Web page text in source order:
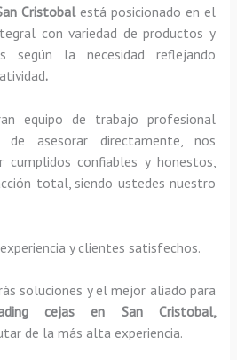
Cristobalestá posicionado en el
con variedad de productos y
según la necesidad reflejando
.
equipo de trabajo profesional
de asesorar directamente, nos
cumplidos confiables y honestos,
total, siendo ustedes nuestro
y clientes satisfechos.
soluciones y el mejor aliado para
cejas en San Cristobal,
de la más alta experiencia.